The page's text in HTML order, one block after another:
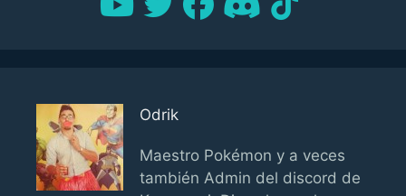
Odrik
Maestro Pokémon y a veces
también Admin del discord de